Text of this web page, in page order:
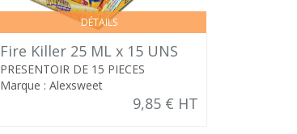
DÉTAILS
Fire Killer 25 ML x 15 UNS
PRESENTOIR DE 15 PIECES
Marque : Alexsweet
9,85 € HT